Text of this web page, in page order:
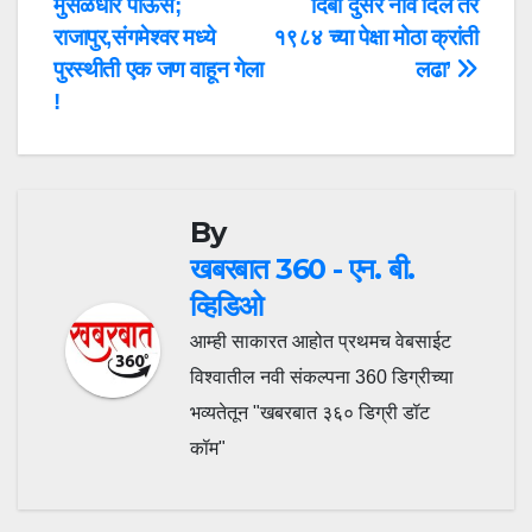
navigation
दिबा दुसरे नाव दिले तर
१९८४ च्या पेक्षा मोठा क्रांती
लढा’
मुसळधार पाऊस;
राजापुर,संगमेश्वर मध्ये
पुरस्थीती एक जण वाहून गेला
!
By
खबरबात 360 - एन. बी.
व्हिडिओ
आम्ही साकारत आहोत प्रथमच वेबसाईट
विश्वातील नवी संकल्पना 360 डिग्रीच्या
भव्यतेतून "खबरबात ३६० डिग्री डॉट
कॉम"